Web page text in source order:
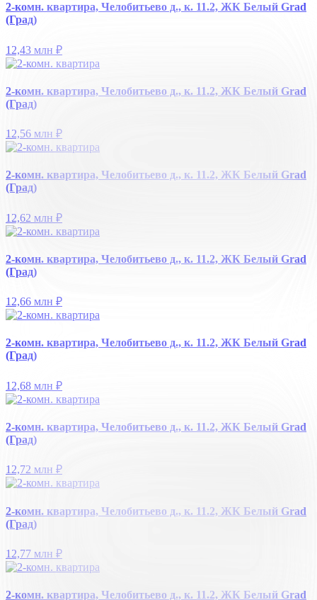
2-комн. квартира, Челобитьево д., к. 11.2, ЖК Белый Grad
(Град)
12,43 млн ₽
2-комн. квартира, Челобитьево д., к. 11.2, ЖК Белый Grad
(Град)
12,56 млн ₽
2-комн. квартира, Челобитьево д., к. 11.2, ЖК Белый Grad
(Град)
12,62 млн ₽
2-комн. квартира, Челобитьево д., к. 11.2, ЖК Белый Grad
(Град)
12,66 млн ₽
2-комн. квартира, Челобитьево д., к. 11.2, ЖК Белый Grad
(Град)
12,68 млн ₽
2-комн. квартира, Челобитьево д., к. 11.2, ЖК Белый Grad
(Град)
12,72 млн ₽
2-комн. квартира, Челобитьево д., к. 11.2, ЖК Белый Grad
(Град)
12,77 млн ₽
2-комн. квартира, Челобитьево д., к. 11.2, ЖК Белый Grad